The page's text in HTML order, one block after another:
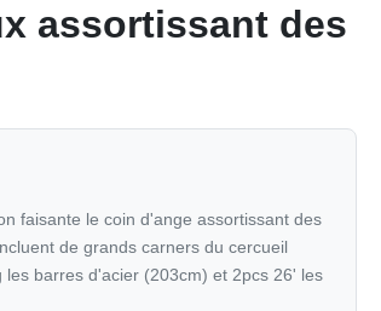
assortissant des
faisante le coin d'ange assortissant des
de grands carners du cercueil
barres d'acier (203cm) et 2pcs 26' les